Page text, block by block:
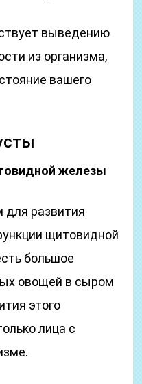
выведению
из организма,
вашего
железы
для развития
щитовидной
большое
овощей в сыром
этого
лица с